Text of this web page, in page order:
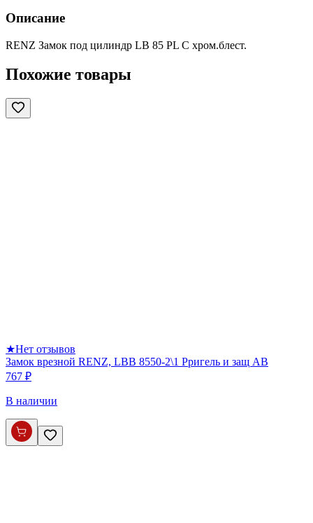
Описание
RENZ Замок под цилиндр LB 85 PL C хром.блест.
Похожие товары
★Нет отзывов
Замок врезной RENZ, LBB 8550-2\1 Pригель и защ AB
767 ₽
В наличии